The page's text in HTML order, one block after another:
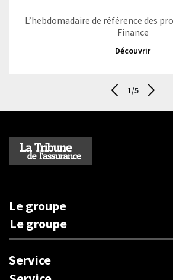
L’hebdomadaire de référence des
Finance
Découvrir
1/5
Le groupe
Le groupe
Service